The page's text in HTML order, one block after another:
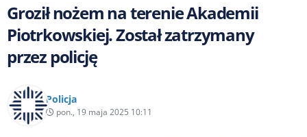
Groził nożem na terenie Akademii
Piotrkowskiej. Został zatrzymany
przez policję
Policja
pon., 19 maja 2025 10:11